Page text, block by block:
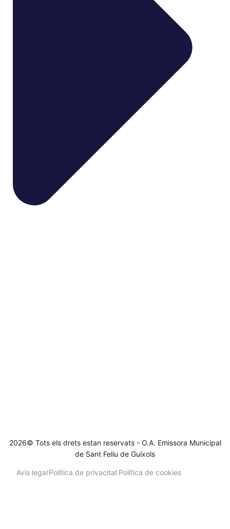
2026© Tots els drets estan reservats - O.A. Emissora Municipal
de Sant Feliu de Guíxols
Avís legalPolítica de privacitatPolítica de cookies